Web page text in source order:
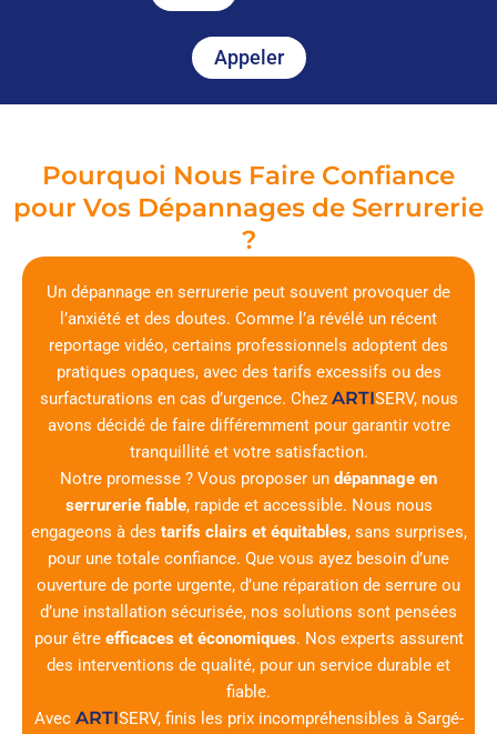
Appeler
Pourquoi Nous Faire Confiance
pour Vos Dépannages de Serrurerie
?
Un dépannage en serrurerie peut souvent provoquer de
l’anxiété et des doutes. Comme l’a révélé un récent
reportage vidéo, certains professionnels adoptent des
pratiques opaques, avec des tarifs excessifs ou des
surfacturations en cas d’urgence. Chez ARTISERV, nous
avons décidé de faire différemment pour garantir votre
tranquillité et votre satisfaction.
Notre promesse ? Vous proposer un dépannage en
serrurerie fiable, rapide et accessible. Nous nous
engageons à des tarifs clairs et équitables, sans surprises,
pour une totale confiance. Que vous ayez besoin d’une
ouverture de porte urgente, d’une réparation de serrure ou
d’une installation sécurisée, nos solutions sont pensées
pour être efficaces et économiques. Nos experts assurent
des interventions de qualité, pour un service durable et
fiable.
Avec ARTISERV, finis les prix incompréhensibles à Sargé-